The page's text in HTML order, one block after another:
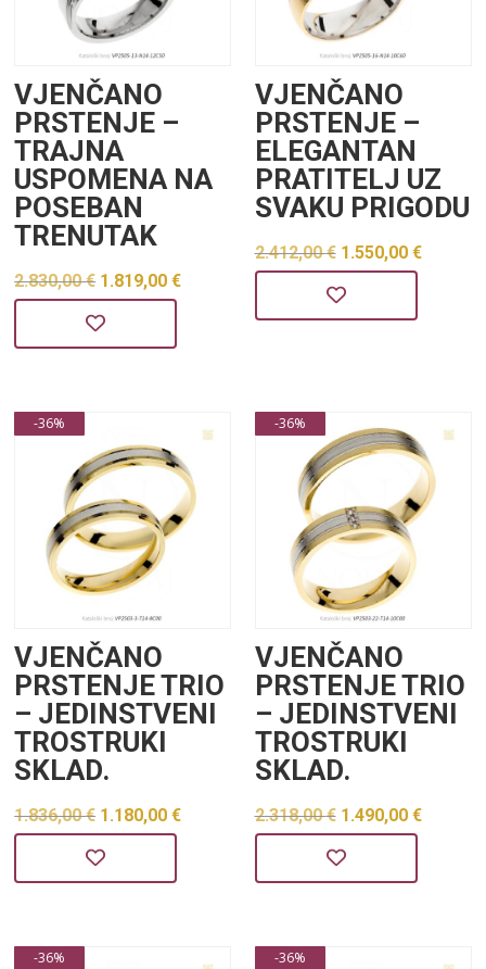
VJENČANO
PRSTENJE –
TRAJNA
USPOMENA NA
POSEBAN
TRENUTAK
2.830,00€ Izvorna
cijena
bila
1.819,00€
Trenutna
VJENČANO
PRSTENJE –
ELEGANTAN
PRATITELJ UZ
SVAKU PRIGODU
2.412,00€ Izvorna
cijena
bila
1.550,00 €
-36%
VJENČANO
PRSTENJE TRIO
– JEDINSTVENI
TROSTRUKI
SKLAD.
1.836,00€ Izvorna
cijena
bila
1.180,00€
Trenutna
-36%
VJENČANO
PRSTENJE TRIO
– JEDINSTVENI
TROSTRUKI
SKLAD.
2.318,00€ Izvorna
cijena
bila
1.490,00 €
-36% -36%